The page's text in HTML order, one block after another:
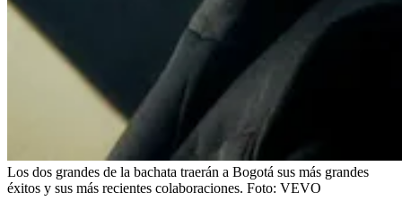
Los dos grandes de la bachata traerán a Bogotá sus más grandes
éxitos y sus más recientes colaboraciones. Foto: VEVO